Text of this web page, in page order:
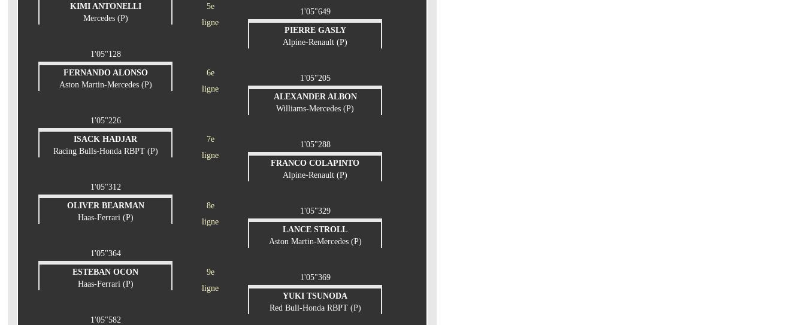
KIMI ANTONELLI
Mercedes (P)
5e
ligne
1'05"649
PIERRE GASLY
Alpine-Renault (P)
1'05"128
FERNANDO ALONSO
Aston Martin-Mercedes (P)
6e
ligne
1'05"205
ALEXANDER ALBON
Williams-Mercedes (P)
1'05"226
ISACK HADJAR
Racing Bulls-Honda RBPT (P)
7e
ligne
1'05"288
FRANCO COLAPINTO
Alpine-Renault (P)
1'05"312
OLIVER BEARMAN
Haas-Ferrari (P)
8e
ligne
1'05"329
LANCE STROLL
Aston Martin-Mercedes (P)
1'05"364
ESTEBAN OCON
Haas-Ferrari (P)
9e
ligne
1'05"369
YUKI TSUNODA
Red Bull-Honda RBPT (P)
1'05"582